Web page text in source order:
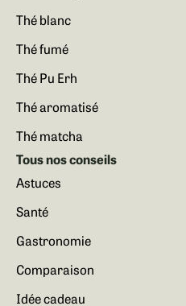
Thé blanc
Thé fumé
Thé Pu Erh
Thé aromatisé
Thé matcha
Tous nos conseils
Astuces
Santé
Gastronomie
Comparaison
Idée cadeau